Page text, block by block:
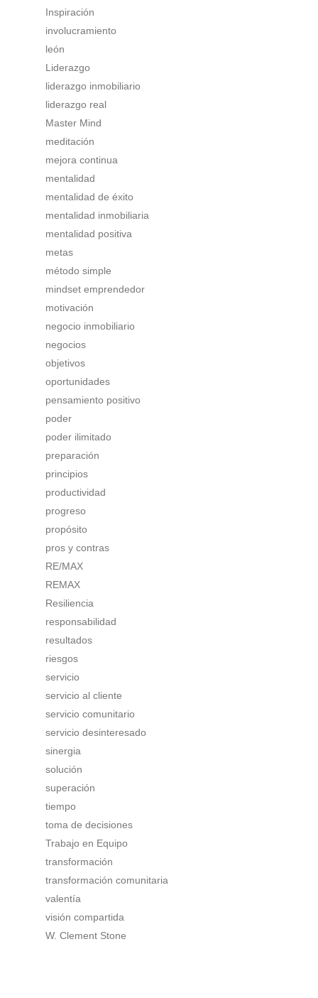
Inspiración
involucramiento
león
Liderazgo
liderazgo inmobiliario
liderazgo real
Master Mind
meditación
mejora continua
mentalidad
mentalidad de éxito
mentalidad inmobiliaria
mentalidad positiva
metas
método simple
mindset emprendedor
motivación
negocio inmobiliario
negocios
objetivos
oportunidades
pensamiento positivo
poder
poder ilimitado
preparación
principios
productividad
progreso
propósito
pros y contras
RE/MAX
REMAX
Resiliencia
responsabilidad
resultados
riesgos
servicio
servicio al cliente
servicio comunitario
servicio desinteresado
sinergia
solución
superación
tiempo
toma de decisiones
Trabajo en Equipo
transformación
transformación comunitaria
valentía
visión compartida
W. Clement Stone